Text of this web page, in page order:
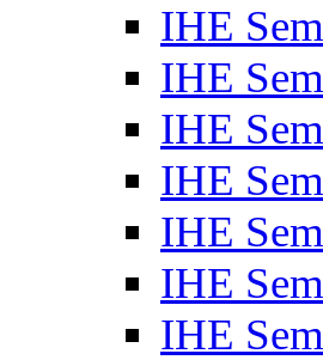
IHE
IHE
IHE
IHE
IHE
IHE
IHE